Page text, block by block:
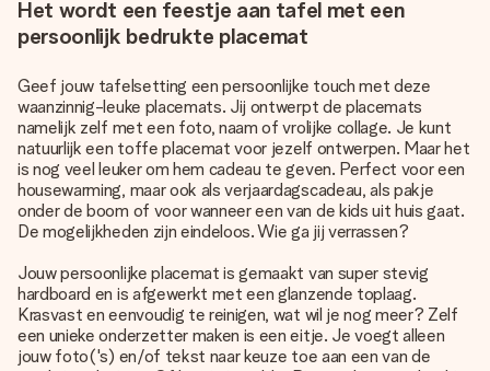
Het wordt een feestje aan tafel met een
persoonlijk bedrukte placemat
Geef jouw tafelsetting een persoonlijke touch met deze
waanzinnig-leuke placemats. Jij ontwerpt de placemats
namelijk zelf met een foto, naam of vrolijke collage. Je kunt
natuurlijk een toffe placemat voor jezelf ontwerpen. Maar het
is nog veel leuker om hem cadeau te geven. Perfect voor een
housewarming, maar ook als verjaardagscadeau, als pakje
onder de boom of voor wanneer een van de kids uit huis gaat.
De mogelijkheden zijn eindeloos. Wie ga jij verrassen?
Jouw persoonlijke placemat is gemaakt van super stevig
hardboard en is afgewerkt met een glanzende toplaag.
Krasvast en eenvoudig te reinigen, wat wil je nog meer? Zelf
een unieke onderzetter maken is een eitje. Je voegt alleen
jouw foto('s) en/of tekst naar keuze toe aan een van de